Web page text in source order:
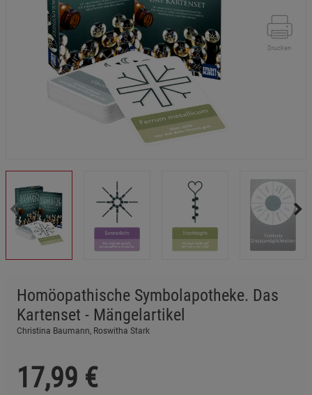
Drucken
Homöopathische Symbolapotheke. Das
Kartenset - Mängelartikel
Christina Baumann, Roswitha Stark
17,99 €